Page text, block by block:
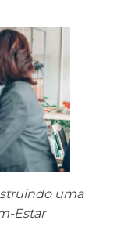
uma
Estar